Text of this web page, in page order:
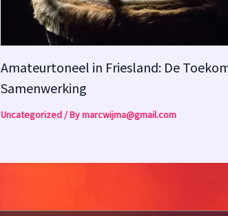
Amateurtoneel in Friesland: De
Samenwerking
Uncategorized/ Bymarcwijma@gmail.com